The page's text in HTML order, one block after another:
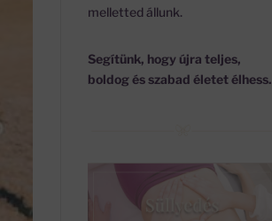
melletted állunk.
Segítünk, hogy újra teljes,
boldog és szabad életet élhess.